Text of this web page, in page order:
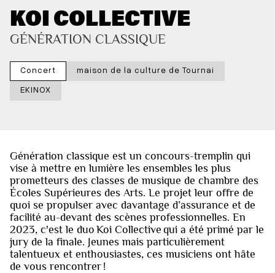
KOI COLLECTIVE
GÉNÉRATION CLASSIQUE
Concert
maison de la culture de Tournai
EKINOX
Génération classique est un concours-tremplin qui
vise à mettre en lumière les ensembles les plus
prometteurs des classes de musique de chambre des
Écoles Supérieures des Arts. Le projet leur offre de
quoi se propulser avec davantage d’assurance et de
facilité au-devant des scènes professionnelles. En
2023, c'est le duo Koi Collective qui a été primé par le
jury de la finale. Jeunes mais particulièrement
talentueux et enthousiastes, ces musiciens ont hâte
de vous rencontrer !